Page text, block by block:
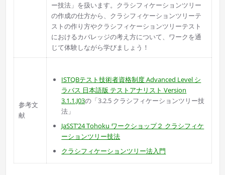
ー技法」を扱います。クラシフィケーションツリー
の作成の仕方から、クラシフィケーションツリーテ
ストの作り方やクラシフィケーションツリーテスト
におけるカバレッジの考え方について、ワークを通
じて体験しながら学びましょう！
参考文
献
ISTQBテスト技術者資格制度 Advanced Level シ
ラバス 日本語版 テストアナリスト Version
3.1.1.J03の「3.2.5 クラシフィケーションツリー技
法」
JaSST’24 Tohoku ワークショップ２ クラシフィケ
ーションツリー技法
クラシフィケーションツリー法入門